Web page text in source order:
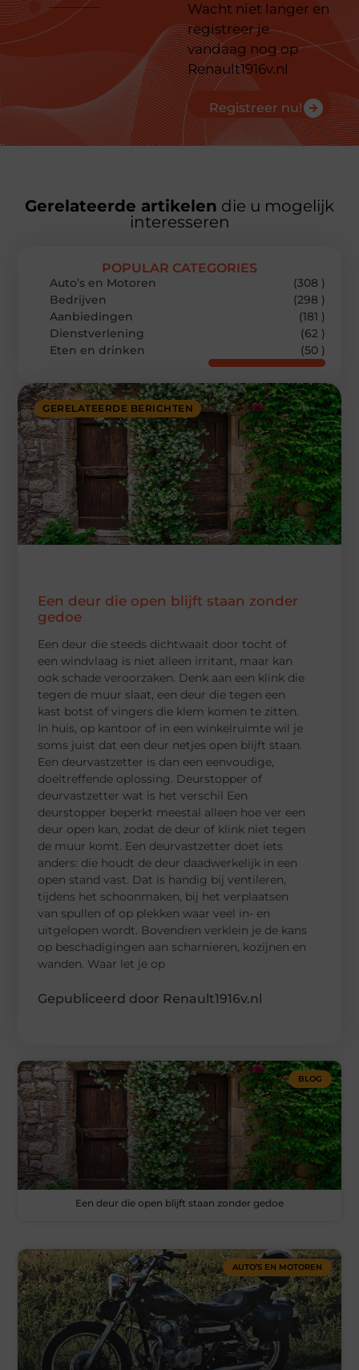
Wacht niet langer en
registreer je
vandaag nog op
Renault1916v.nl
Registreer nu!
Gerelateerde artikelen die u mogelijk
interesseren
GERELATEERDE BERICHTEN
Een deur die open blijft staan zonder
gedoe
Een deur die steeds dichtwaait door tocht of
een windvlaag is niet alleen irritant, maar kan
ook schade veroorzaken. Denk aan een klink die
tegen de muur slaat, een deur die tegen een
kast botst of vingers die klem komen te zitten.
In huis, op kantoor of in een winkelruimte wil je
soms juist dat een deur netjes open blijft staan.
Een deurvastzetter is dan een eenvoudige,
doeltreffende oplossing. Deurstopper of
deurvastzetter wat is het verschil Een
deurstopper beperkt meestal alleen hoe ver een
deur open kan, zodat de deur of klink niet tegen
de muur komt. Een deurvastzetter doet iets
anders: die houdt de deur daadwerkelijk in een
open stand vast. Dat is handig bij ventileren,
tijdens het schoonmaken, bij het verplaatsen
van spullen of op plekken waar veel in- en
uitgelopen wordt. Bovendien verklein je de kans
op beschadigingen aan scharnieren, kozijnen en
wanden. Waar let je op
Gepubliceerd door Renault1916v.nl
POPULAR CATEGORIES
Auto’s en Motoren
(308 )
Bedrijven
(298 )
Aanbiedingen
(181 )
Dienstverlening
(62 )
Eten en drinken
(50 )
BLOG
Een deur die open blijft staan zonder gedoe
AUTO’S EN MOTOREN